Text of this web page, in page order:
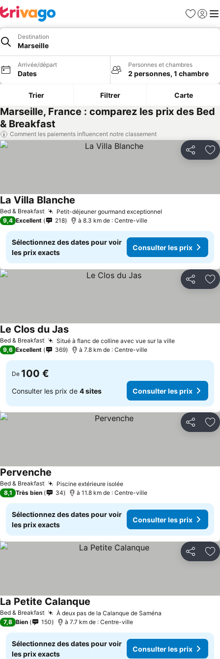
Favoris
Se
Destination
Marseille
Arrivée/départ
Dates
Personnes et chambres
2 personnes, 1 chambre
Trier Filtrer Carte
Marseille, France : comparez les prix des Bed
& Breakfast
Comment les paiements influencent notre classement
Partager
Bed & Breakfast Petit-déjeuner gourmand exceptionnel
La Villa Blanche
9,4 Excellent 218 à 8.3 km de : Centre-ville
Sélectionnez des dates pour voir
les prix exacts
Consulter les prix
Partager
Bed & Breakfast Situé à flanc de colline avec vue sur la ville
Le Clos du Jas
9,6 Excellent 369 à 7.8 km de : Centre-ville
De 100 €
Consulter les prix de 4 sites Consulter les prix
Partager
Bed & Breakfast Piscine extérieure isolée
Pervenche
8,1 Très bien 34 à 11.8 km de : Centre-ville
Sélectionnez des dates pour voir
les prix exacts
Consulter les prix
Partager
Bed & Breakfast À deux pas de la Calanque de Saména
La Petite Calanque
7,8 Bien 150 à 7.7 km de : Centre-ville
Sélectionnez des dates pour voir
les prix exacts
Consulter les prix